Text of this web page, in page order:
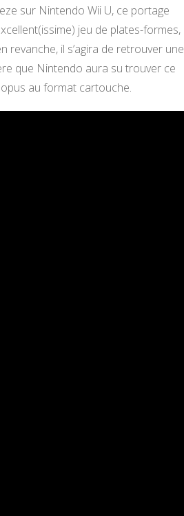
sur Nintendo Wii U, ce portage
jeu de plates-formes,
revanche, il s’agira de retrouver une
que Nintendo aura su trouver ce
au format cartouche.